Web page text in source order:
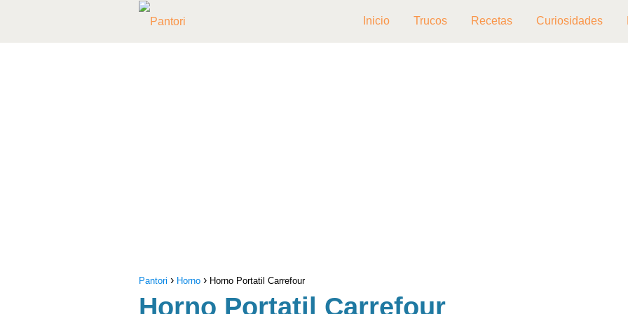
Inicio Trucos Recetas Curiosidades
Pantori Horno Horno Portatil Carrefour
Horno Portatil Carrefour